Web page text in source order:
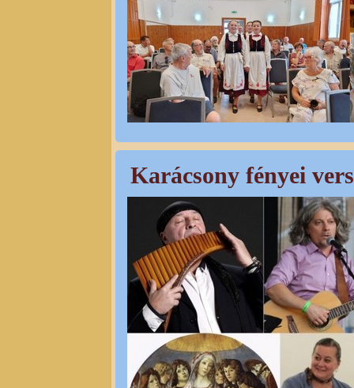
Karácsony fényei